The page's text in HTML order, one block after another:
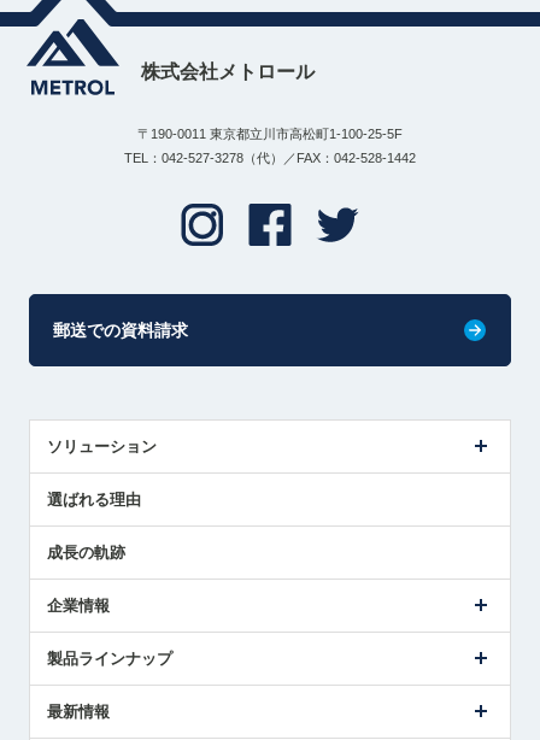
株式会社メトロール
〒190-0011 東京都立川市高松町1-100-25-5F
TEL：042-527-3278（代）／FAX：042-528-1442
郵送での資料請求
ソリューション
解決策提案
選ばれる理由
成長の軌跡
企業情報
ごあいさつ
受賞履歴
製品ラインナップ
ツールセッタ製品
最新情報